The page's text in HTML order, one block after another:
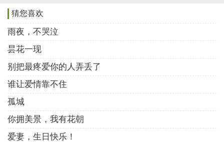
“两个人彼此既是爱人，又是法侣，能够山长水远，
三观一致地走下去。不离不弃，不厌不憎，这份因缘，
本就殊胜难得。”如果如你所言，此为真情。我只能说，
你说，此刻，江南的烟火皆在眼底，我说西北的大
雨白花花地下到心里。一千六百多公里的土地上，有多
少泯灭的男女，又有多少不灭的感情。
我的脚步一直向北，感情却总是往南，就像一生都
猜您喜欢
雨夜，不哭泣
昙花一现
别把最疼爱你的人弄丢了
谁让爱情靠不住
孤城
你拥美景，我有花朝
爱妻，生日快乐！